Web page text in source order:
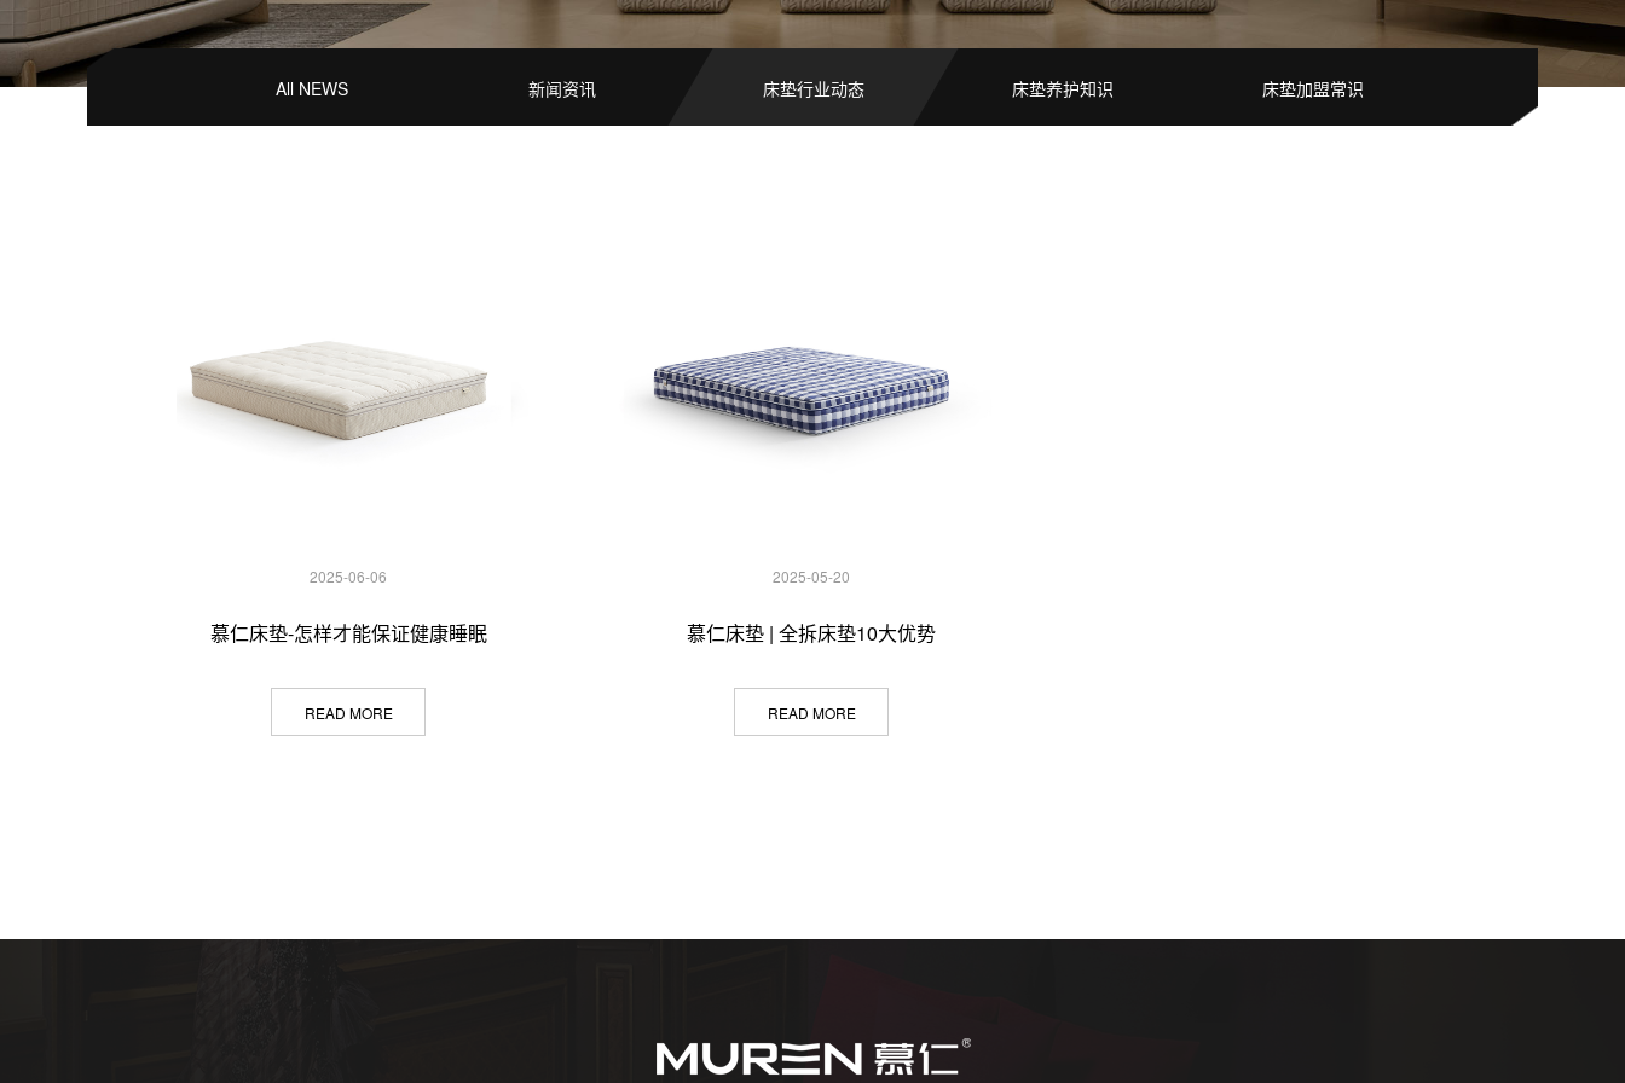
All NEWS 新闻资讯 床垫行业动态 床垫养护知识 床垫加盟常识
2025-06-06
慕仁床垫-怎样才能保证健康睡眠
READ MORE
2025-05-20
慕仁床垫 | 全拆床垫10大优势
READ MORE